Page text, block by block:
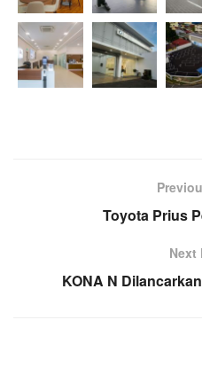
Toyota Prius
Next
KONA N